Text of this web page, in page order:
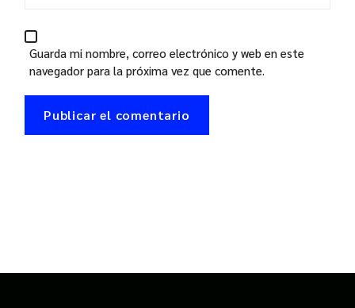
Guarda mi nombre, correo electrónico y web en este
navegador para la próxima vez que comente.